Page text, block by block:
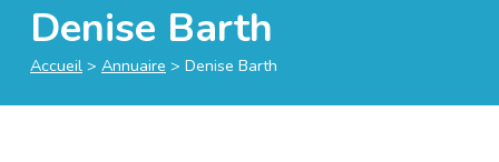
Denise Barth
Accueil > Annuaire > Denise Barth